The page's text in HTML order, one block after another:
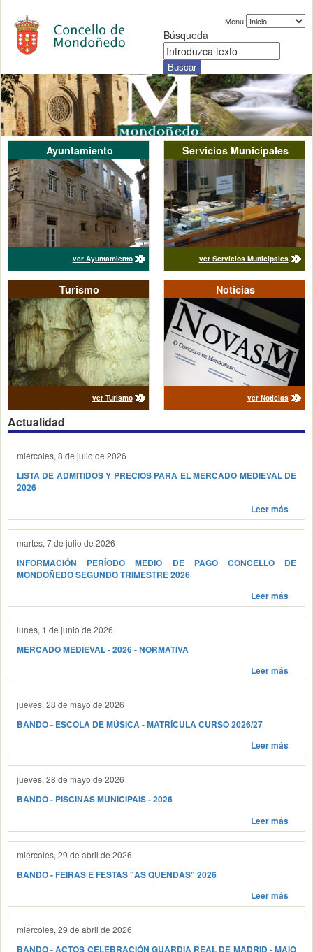
Menu
Búsqueda
Ayuntamiento
ver Ayuntamiento
Servicios Municipales
ver Servicios Municipales
Turismo
ver Turismo
Noticias
ver Noticias
Actualidad
miércoles, 8 de julio de 2026
LISTA DE ADMITIDOS Y PRECIOS PARA EL MERCADO MEDIEVAL DE
2026
Leer más
martes, 7 de julio de 2026
INFORMACIÓN PERÍODO MEDIO DE PAGO CONCELLO DE
MONDOÑEDO SEGUNDO TRIMESTRE 2026
Leer más
lunes, 1 de junio de 2026
MERCADO MEDIEVAL - 2026 - NORMATIVA
Leer más
jueves, 28 de mayo de 2026
BANDO - ESCOLA DE MÚSICA - MATRÍCULA CURSO 2026/27
Leer más
jueves, 28 de mayo de 2026
BANDO - PISCINAS MUNICIPAIS - 2026
Leer más
miércoles, 29 de abril de 2026
BANDO - FEIRAS E FESTAS "AS QUENDAS" 2026
Leer más
miércoles, 29 de abril de 2026
BANDO - ACTOS CELEBRACIÓN GUARDIA REAL DE MADRID - MAIO